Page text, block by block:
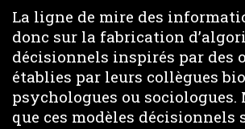
La ligne de mire des
donc sur la fabrication
décisionnels inspirés par des
établies par leurs collègues
psychologues ou sociologues.
que ces modèles décisionnels